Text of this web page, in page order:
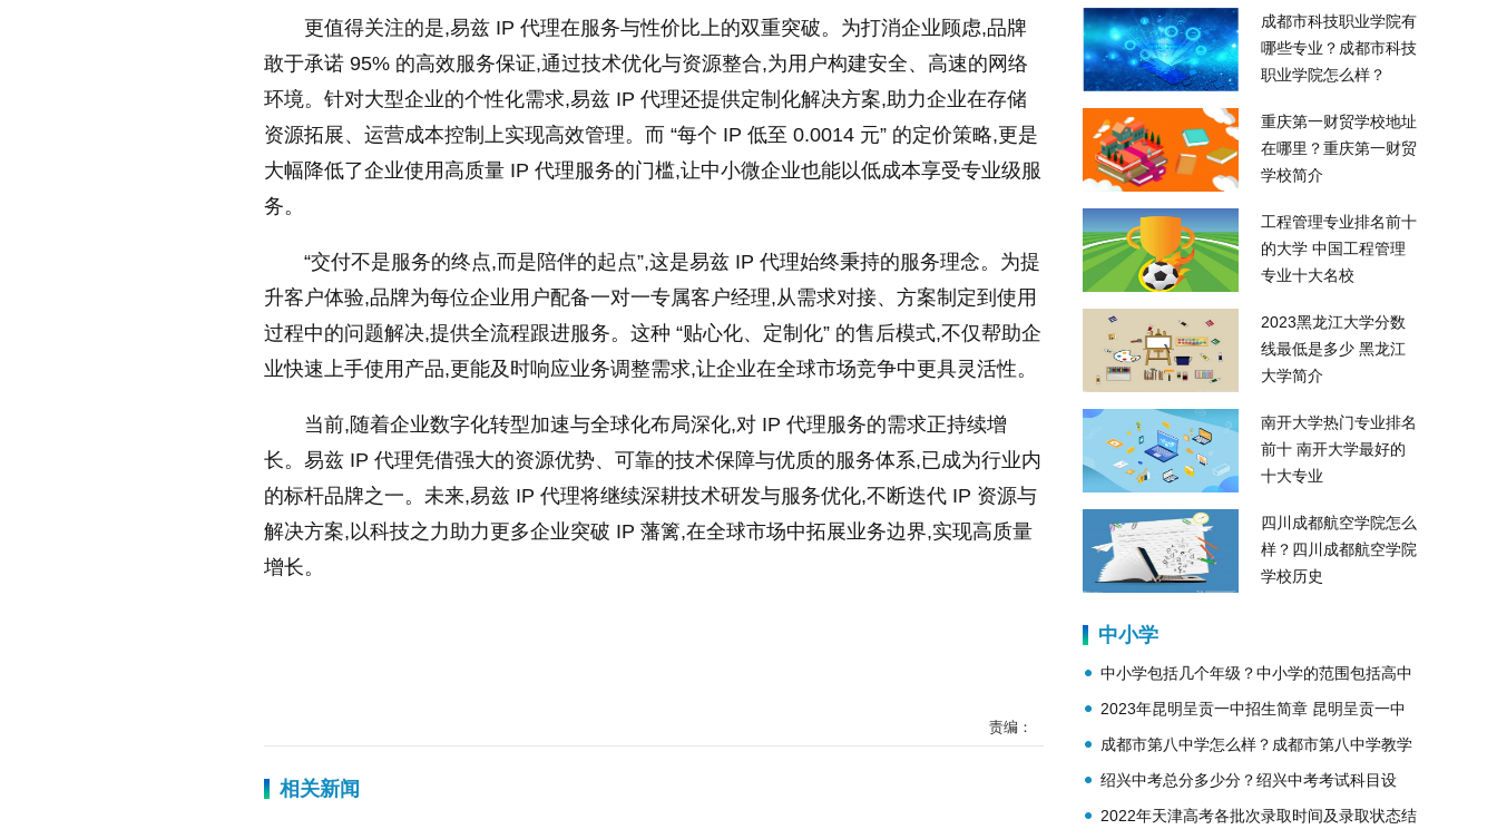
更值得关注的是,易兹 IP 代理在服务与性价比上的双重突破。为打消企业顾虑,品牌
敢于承诺 95% 的高效服务保证,通过技术优化与资源整合,为用户构建安全、高速的网络
环境。针对大型企业的个性化需求,易兹 IP 代理还提供定制化解决方案,助力企业在存储
资源拓展、运营成本控制上实现高效管理。而 “每个 IP 低至 0.0014 元” 的定价策略,更是
大幅降低了企业使用高质量 IP 代理服务的门槛,让中小微企业也能以低成本享受专业级服
务。
“交付不是服务的终点,而是陪伴的起点”,这是易兹 IP 代理始终秉持的服务理念。为提
升客户体验,品牌为每位企业用户配备一对一专属客户经理,从需求对接、方案制定到使用
过程中的问题解决,提供全流程跟进服务。这种 “贴心化、定制化” 的售后模式,不仅帮助企
业快速上手使用产品,更能及时响应业务调整需求,让企业在全球市场竞争中更具灵活性。
当前,随着企业数字化转型加速与全球化布局深化,对 IP 代理服务的需求正持续增
长。易兹 IP 代理凭借强大的资源优势、可靠的技术保障与优质的服务体系,已成为行业内
的标杆品牌之一。未来,易兹 IP 代理将继续深耕技术研发与服务优化,不断迭代 IP 资源与
解决方案,以科技之力助力更多企业突破 IP 藩篱,在全球市场中拓展业务边界,实现高质量
增长。
责编：
相关新闻
成都市科技职业学院有
哪些专业？成都市科技
职业学院怎么样？
重庆第一财贸学校地址
在哪里？重庆第一财贸
学校简介
工程管理专业排名前十
的大学 中国工程管理
专业十大名校
2023黑龙江大学分数
线最低是多少 黑龙江
大学简介
南开大学热门专业排名
前十 南开大学最好的
十大专业
四川成都航空学院怎么
样？四川成都航空学院
学校历史
中小学
中小学包括几个年级？中小学的范围包括高中
吗？
2023年昆明呈贡一中招生简章 昆明呈贡一中
简介
成都市第八中学怎么样？成都市第八中学教学
理念？
绍兴中考总分多少分？绍兴中考考试科目设
置？
2022年天津高考各批次录取时间及录取状态结